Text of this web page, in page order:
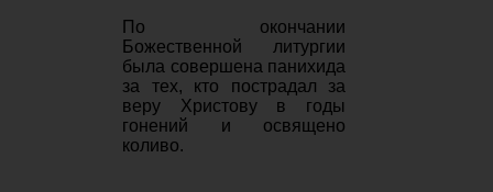
По окончании
Божественной литургии
была совершена панихида
за тех, кто пострадал за
веру Христову в годы
гонений и освящено
коливо.